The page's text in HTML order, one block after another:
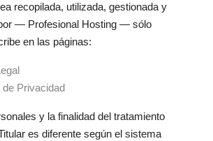
recopilada, utilizada, gestionada y
— Profesional Hosting — sólo
en las páginas:
de Privacidad
y la finalidad del tratamiento
es diferente según el sistema